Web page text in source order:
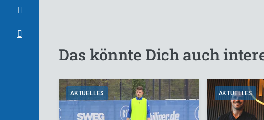
Das könnte Dich auch
AKTUELLES
AKTUELLES